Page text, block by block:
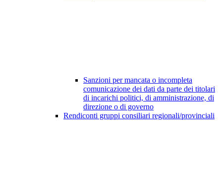
Sanzioni per mancata o incompleta
comunicazione dei dati da parte dei titolari
di incarichi politici, di amministrazione, di
direzione o di governo
Rendiconti gruppi consiliari regionali/provinciali